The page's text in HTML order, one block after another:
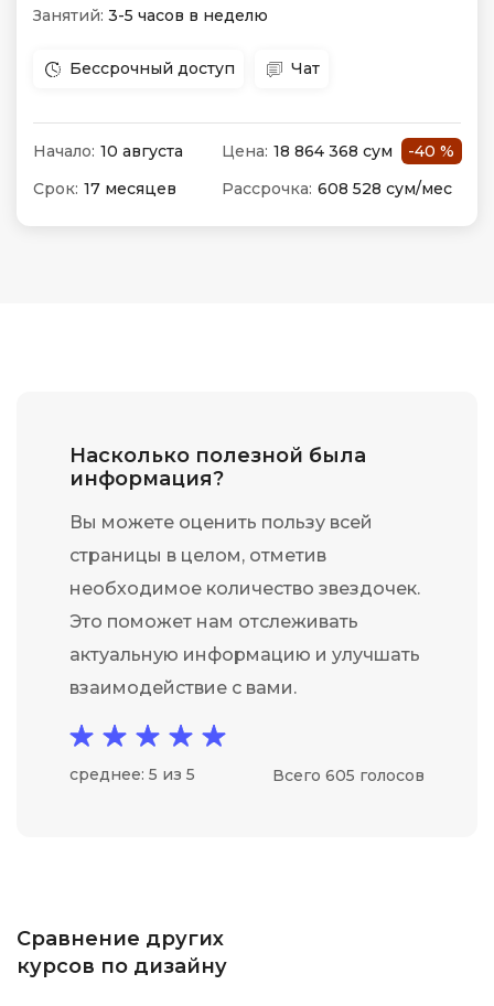
Занятий: 3-5 часов в неделю
Бессрочный доступ Чат
Начало: 10 августа Цена: 18 864 368 сум
-40 %
Срок: 17 месяцев Рассрочка: 608 528 сум/мес
Насколько полезной была
информация?
Вы можете оценить пользу всей
страницы в целом, отметив
необходимое количество звездочек.
Это поможет нам отслеживать
актуальную информацию и улучшать
взаимодействие с вами.
среднее: 5 из 5 Всего 605 голосов
Сравнение других
курсов по дизайну